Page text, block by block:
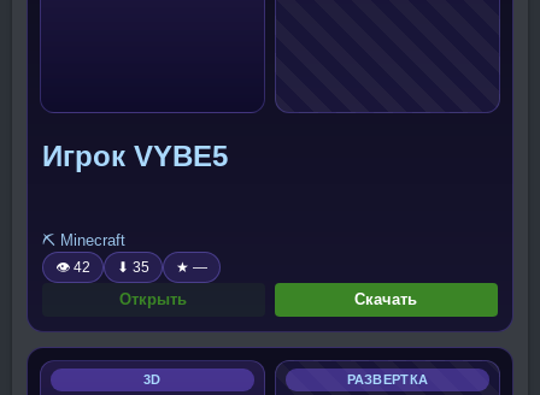
Игрок VYBE5
⛏️ Minecraft
👁 42 ⬇ 35 ★ —
Открыть Скачать
3D РАЗВЕРТКА